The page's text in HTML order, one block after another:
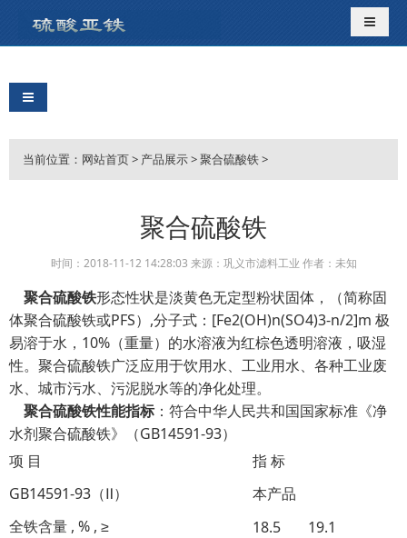
导航切
导航切换
当前位置： 网站首页> 产品展示>聚合硫酸铁>
聚合硫酸铁
时间：2018-11-12 14:28:03 来源：巩义市滤料工业 作者：未知
聚合硫酸铁形态性状是淡黄色无定型粉状固体，（简称固
体聚合硫酸铁或PFS）,分子式：[Fe2(OH)n(SO4)3-n/2]m 极
易溶于水，10%（重量）的水溶液为红棕色透明溶液，吸湿
性。聚合硫酸铁广泛应用于饮用水、工业用水、各种工业废
水、城市污水、污泥脱水等的净化处理。
聚合硫酸铁性能指标：符合中华人民共和国国家标准《净
水剂聚合硫酸铁》（GB14591-93）
项 目
指 标
GB14591-93（Ⅱ）
本产品
全铁含量 , % , ≥
18.5
19.1